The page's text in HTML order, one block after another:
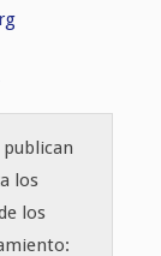
publican
los
los